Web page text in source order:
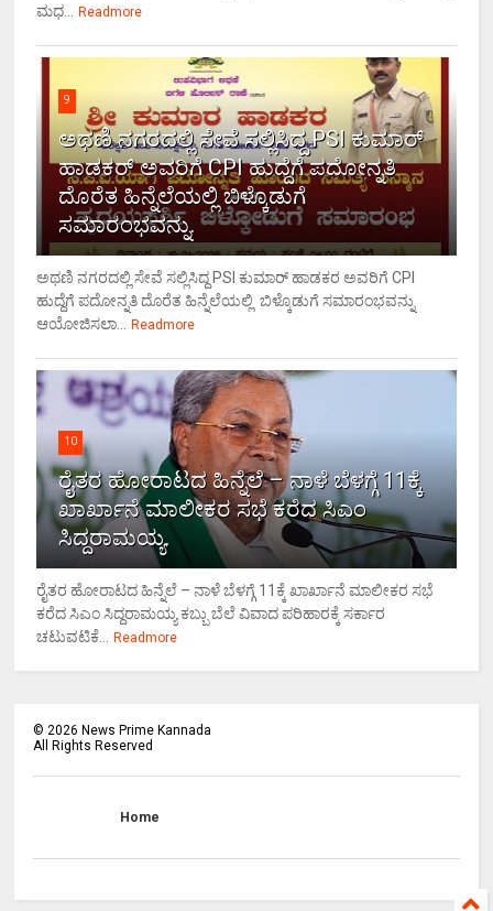
ಮಧ...
Readmore
9
ಅಥಣಿ ನಗರದಲ್ಲಿ ಸೇವೆ ಸಲ್ಲಿಸಿದ್ದ PSI ಕುಮಾರ್
ಹಾಡಕರ್ ಅವರಿಗೆ CPI ಹುದ್ದೆಗೆ ಪದೋನ್ನತಿ
ದೊರೆತ ಹಿನ್ನೆಲೆಯಲ್ಲಿ ಬಿಳ್ಕೊಡುಗೆ
ಸಮಾರಂಭವನ್ನು.
ಅಥಣಿ ನಗರದಲ್ಲಿ ಸೇವೆ ಸಲ್ಲಿಸಿದ್ದ PSI ಕುಮಾರ್ ಹಾಡಕರ ಅವರಿಗೆ CPI
ಹುದ್ದೆಗೆ ಪದೋನ್ನತಿ ದೊರೆತ ಹಿನ್ನೆಲೆಯಲ್ಲಿ ಬಿಳ್ಕೊಡುಗೆ ಸಮಾರಂಭವನ್ನು
ಆಯೋಜಿಸಲಾ...
Readmore
10
ರೈತರ ಹೋರಾಟದ ಹಿನ್ನೆಲೆ – ನಾಳೆ ಬೆಳಗ್ಗೆ 11ಕ್ಕೆ
ಖಾರ್ಖಾನೆ ಮಾಲೀಕರ ಸಭೆ ಕರೆದ ಸಿಎಂ
ಸಿದ್ದರಾಮಯ್ಯ.
ರೈತರ ಹೋರಾಟದ ಹಿನ್ನೆಲೆ – ನಾಳೆ ಬೆಳಗ್ಗೆ 11ಕ್ಕೆ ಖಾರ್ಖಾನೆ ಮಾಲೀಕರ ಸಭೆ
ಕರೆದ ಸಿಎಂ ಸಿದ್ದರಾಮಯ್ಯ ಕಬ್ಬು ಬೆಲೆ ವಿವಾದ ಪರಿಹಾರಕ್ಕೆ ಸರ್ಕಾರ
ಚಟುವಟಿಕೆ...
Readmore
© 2026 News Prime Kannada
All Rights Reserved
Home